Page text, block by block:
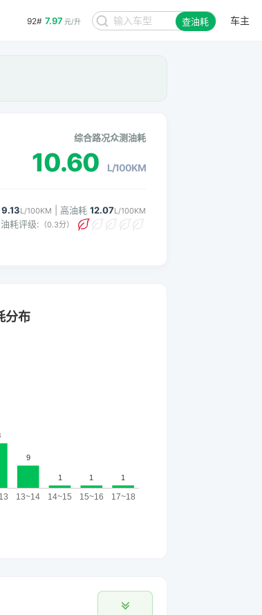
92# 7.97 元/升 查油耗 车主
综合路况众测油耗
10.60 L/100KM
9.13L/100KM | 高油耗 12.07L/100KM
油耗评级: （0.3分）